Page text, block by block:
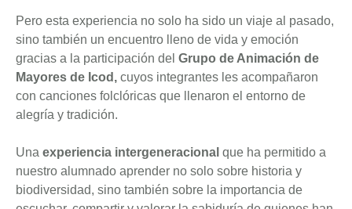
Pero esta experiencia no solo ha sido un viaje al pasado,
sino también un encuentro lleno de vida y emoción
gracias a la participación del Grupo de Animación de
Mayores de Icod, cuyos integrantes les acompañaron
con canciones folclóricas que llenaron el entorno de
alegría y tradición.
Una experiencia intergeneracional que ha permitido a
nuestro alumnado aprender no solo sobre historia y
biodiversidad, sino también sobre la importancia de